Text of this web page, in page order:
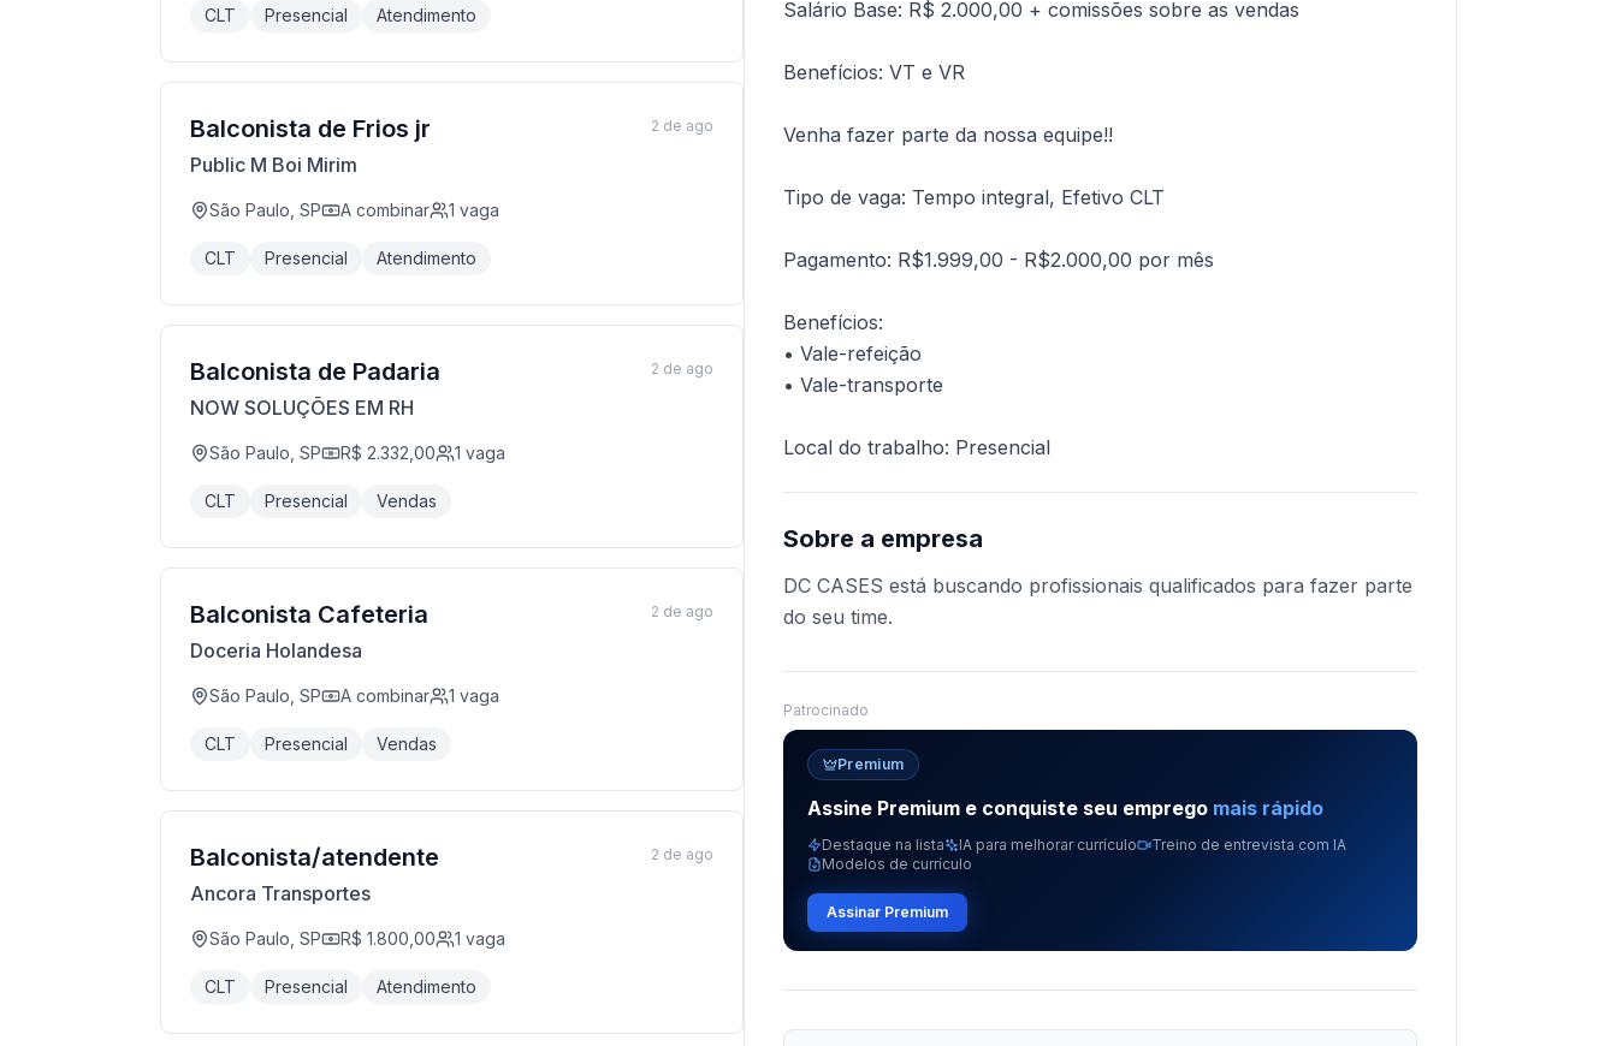
CLT Presencial Atendimento
Balconista de Frios jr
Public M Boi Mirim
São Paulo, SP A combinar 1 vaga
CLT Presencial Atendimento
2 de ago
Balconista de Padaria
NOW SOLUÇÕES EM RH
São Paulo, SP R$ 2.332,00 1 vaga
CLT Presencial Vendas
2 de ago
Balconista Cafeteria
Doceria Holandesa
São Paulo, SP A combinar 1 vaga
CLT Presencial Vendas
2 de ago
Balconista/atendente
Ancora Transportes
São Paulo, SP R$ 1.800,00 1 vaga
CLT Presencial Atendimento
2 de ago
Salário Base: R$ 2.000,00 + comissões sobre as vendas
Benefícios: VT e VR
Venha fazer parte da nossa equipe!!
Tipo de vaga: Tempo integral, Efetivo CLT
Pagamento: R$1.999,00 - R$2.000,00 por mês
Benefícios:
• Vale-refeição
• Vale-transporte
Local do trabalho: Presencial
Sobre a empresa
DC CASES está buscando profissionais qualificados para fazer parte
do seu time.
Patrocinado
Premium
Assine Premium e conquiste seu emprego mais rápido
Destaque na lista IA para melhorar currículo
Treino de entrevista com IA
Modelos de currículo
Assinar Premium